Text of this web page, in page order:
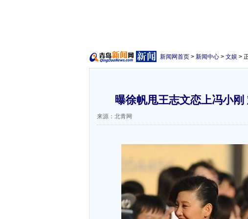
新闻网首页 > 新闻中心 > 文娱 >
曝徐帆甩王志文恋上冯小
来源：北青网